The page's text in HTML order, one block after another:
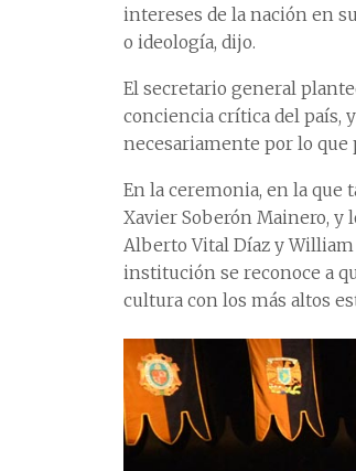
intereses de la nación en
o ideología, dijo.
El secretario general
conciencia crítica del país,
necesariamente por lo que
En la ceremonia, en la que
Xavier Soberón Mainero, y
Alberto Vital Díaz y
institución se reconoce a
cultura con los más altos